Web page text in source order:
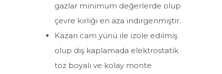
ÜKYS/Y Serisi Merkezi Sistem İki Geçişli Otomatik Yüklemeli
Silindirik Kazanlar
gazlar minimum değerlerde olup
çevre kirliği en aza indirgenmiştir.
Kazan cam yünü ile izole edilmiş
olup dış kaplamada elektrostatik
toz boyalı ve kolay monte